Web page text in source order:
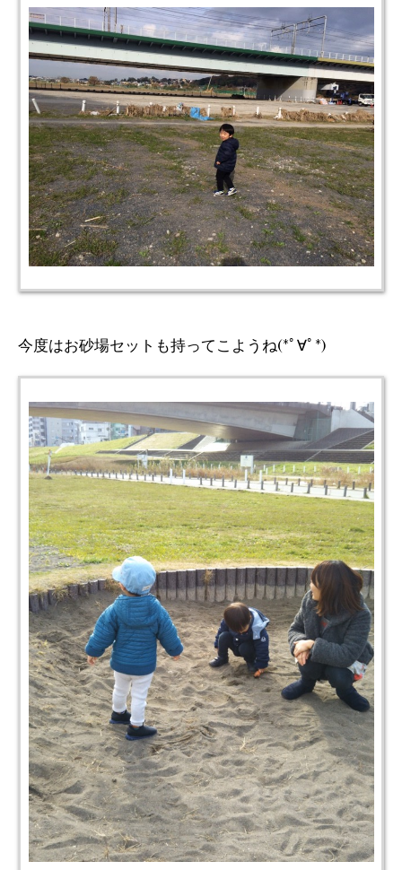
今度はお砂場セットも持ってこようね(*ﾟ∀ﾟ*)